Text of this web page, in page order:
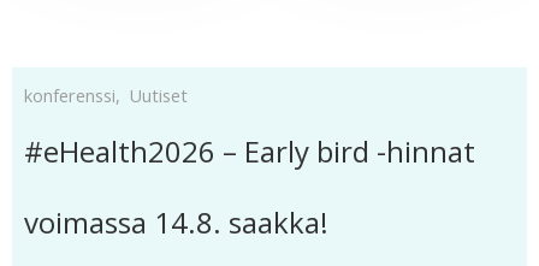
konferenssi, Uutiset
#eHealth2026 – Early bird -hinnat
voimassa 14.8. saakka!